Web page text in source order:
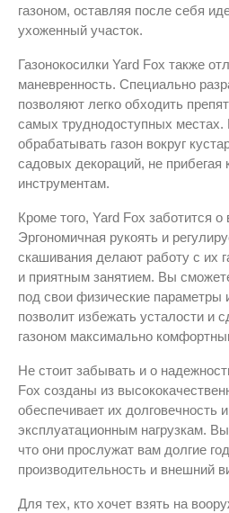
газоном, оставляя после себя
ухоженный участок.
Газонокосилки Yard Fox также
маневренность. Специально
позволяют легко обходить
самых труднодоступных местах.
обрабатывать газон вокруг
садовых декораций, не
инструментам.
Кроме того, Yard Fox заботится
Эргономичная рукоять и
скашивания делают работу с их
и приятным занятием. Вы
под свои физические параметры
позволит избежать усталости и
газоном максимально
Не стоит забывать и о
Fox созданы из
обеспечивает их долговечность
эксплуатационным нагрузкам.
что они прослужат вам долгие
производительность и внешний
Для тех, кто хочет взять на